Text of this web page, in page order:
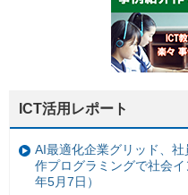
ICT活用レポート
AI最適化企業グリッド、
作プログラミングで社会
年5月7日）